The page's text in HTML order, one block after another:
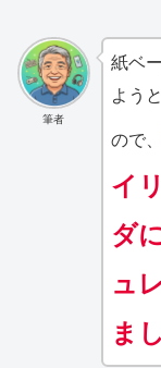
筆者
紙ベ
よう
ので、
イ
ダ
ュ
ま